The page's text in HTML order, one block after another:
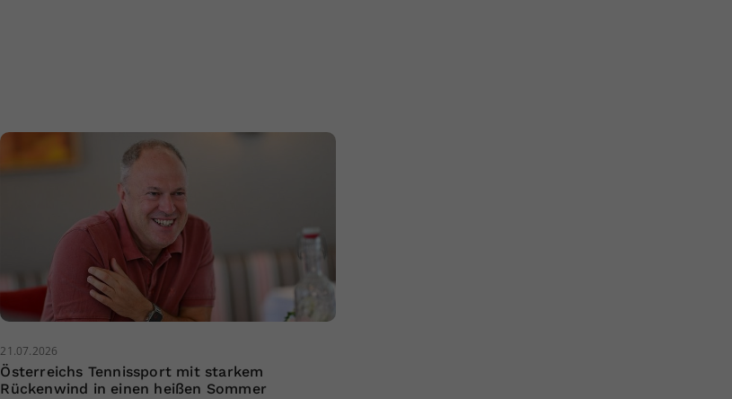
21.07.2026
Österreichs Tennissport mit starkem
Rückenwind in einen heißen Sommer